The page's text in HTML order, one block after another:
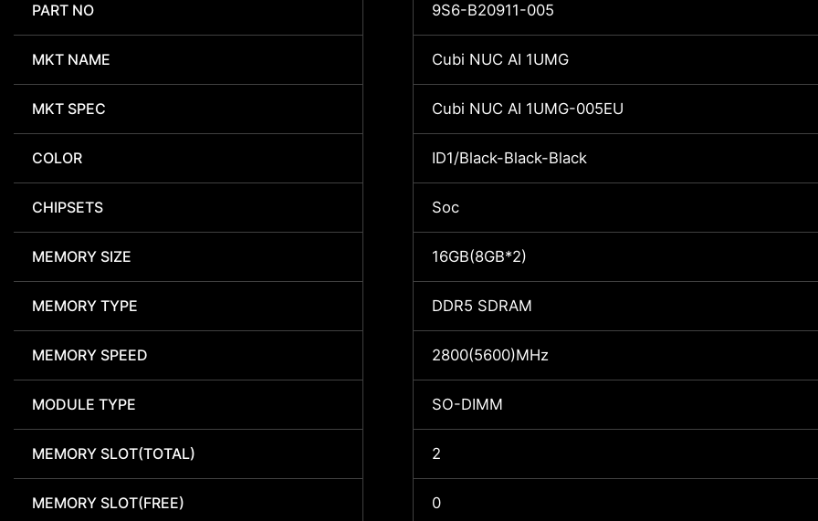
PART NO 9S6-B20911-005
MKT NAME Cubi NUC AI 1UMG
MKT SPEC Cubi NUC AI 1UMG-005EU
COLOR ID1/Black-Black-Black
CHIPSETS Soc
MEMORY SIZE 16GB(8GB*2)
MEMORY TYPE DDR5 SDRAM
MEMORY SPEED 2800(5600)MHz
MODULE TYPE SO-DIMM
MEMORY SLOT(TOTAL) 2
MEMORY SLOT(FREE) 0